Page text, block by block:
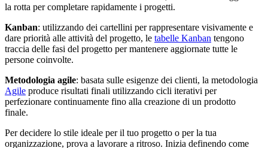
la rotta per completare rapidamente i progetti.
Kanban: utilizzando dei cartellini per rappresentare visivamente e
dare priorità alle attività del progetto, le tabelle Kanban tengono
traccia delle fasi del progetto per mantenere aggiornate tutte le
persone coinvolte.
Metodologia agile: basata sulle esigenze dei clienti, la metodologia
Agile produce risultati finali utilizzando cicli iterativi per
perfezionare continuamente fino alla creazione di un prodotto
finale.
Per decidere lo stile ideale per il tuo progetto o per la tua
organizzazione, prova a lavorare a ritroso. Inizia definendo come